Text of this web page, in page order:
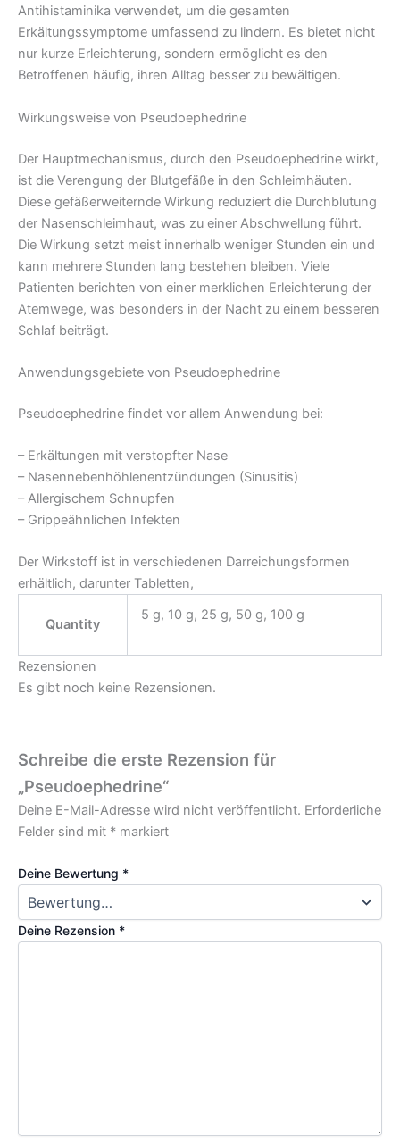
Antihistaminika verwendet, um die gesamten
Erkältungssymptome umfassend zu lindern. Es bietet nicht
nur kurze Erleichterung, sondern ermöglicht es den
Betroffenen häufig, ihren Alltag besser zu bewältigen.
Wirkungsweise von Pseudoephedrine
Der Hauptmechanismus, durch den Pseudoephedrine wirkt,
ist die Verengung der Blutgefäße in den Schleimhäuten.
Diese gefäßerweiternde Wirkung reduziert die Durchblutung
der Nasenschleimhaut, was zu einer Abschwellung führt.
Die Wirkung setzt meist innerhalb weniger Stunden ein und
kann mehrere Stunden lang bestehen bleiben. Viele
Patienten berichten von einer merklichen Erleichterung der
Atemwege, was besonders in der Nacht zu einem besseren
Schlaf beiträgt.
Anwendungsgebiete von Pseudoephedrine
Pseudoephedrine findet vor allem Anwendung bei:
– Erkältungen mit verstopfter Nase
– Nasennebenhöhlenentzündungen (Sinusitis)
– Allergischem Schnupfen
– Grippeähnlichen Infekten
Der Wirkstoff ist in verschiedenen Darreichungsformen
erhältlich, darunter Tabletten,
Quantity
5 g, 10 g, 25 g, 50 g, 100 g
Rezensionen
Es gibt noch keine Rezensionen.
Schreibe die erste Rezension für
„Pseudoephedrine“
Deine E-Mail-Adresse wird nicht veröffentlicht. Erforderliche
Felder sind mit * markiert
Deine Bewertung *
Deine Rezension *